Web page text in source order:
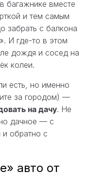
багажнике вместе
и тем самым
забрать с балкона
И где-то в этом
дождя и сосед на
колеи.
есть, но именно
за городом) —
на дачу. Не
дачное — с
и обратно с
авто от